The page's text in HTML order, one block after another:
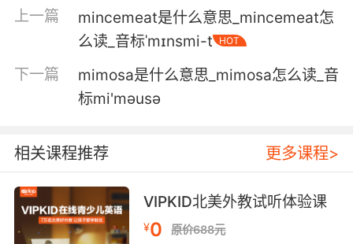
的早期尖塔 它保持了最初的模样 很神奇
5. So this text here, this minaret, is preaching
tolerance, it's preaching understanding
between these two religions.
的相互理解
6. The looters have robbed the valley of much
of its archaeology, but the message on the
minaret remains.
上一篇
mincemeat是什么意思_mincemeat怎
么读_音标ˈmɪnsmi-t
HOT
下一篇
mimosa是什么意思_mimosa怎么读_音
标mi'mәusә
相关课程推荐 更多课程>
VIPKID北美外教试听体验课
¥0 原价688元